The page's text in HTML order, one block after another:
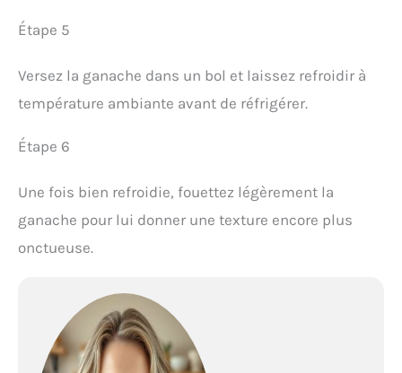
Étape 5
Versez la ganache dans un bol et laissez refroidir à
température ambiante avant de réfrigérer.
Étape 6
Une fois bien refroidie, fouettez légèrement la
ganache pour lui donner une texture encore plus
onctueuse.